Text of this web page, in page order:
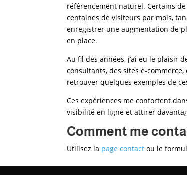
référencement naturel. Certains
centaines de visiteurs par mois,
enregistrer une augmentation de
en place.
Au fil des années, j’ai eu le plaisir
consultants, des sites e-
retrouver quelques exemples de
Ces expériences me confortent
visibilité en ligne et attirer
Comment me
Utilisez la page contact ou le